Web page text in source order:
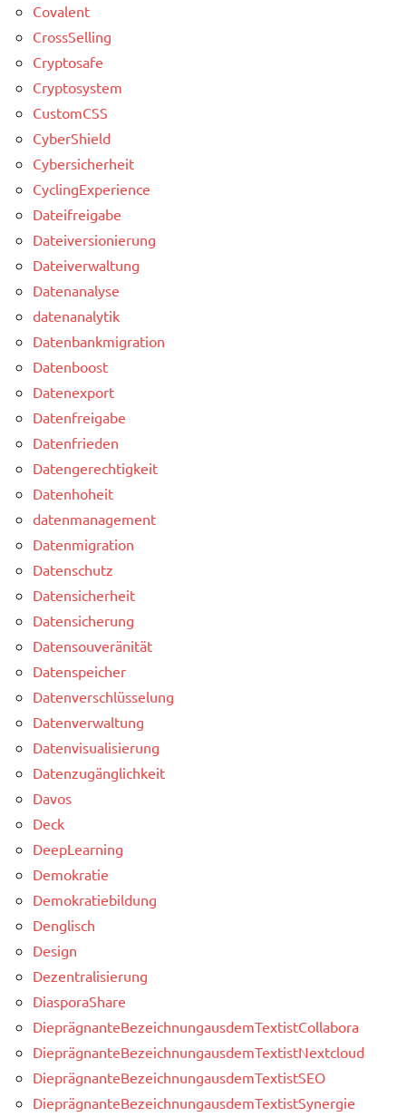
Covalent
CrossSelling
Cryptosafe
Cryptosystem
CustomCSS
CyberShield
Cybersicherheit
CyclingExperience
Dateifreigabe
Dateiversionierung
Dateiverwaltung
Datenanalyse
datenanalytik
Datenbankmigration
Datenboost
Datenexport
Datenfreigabe
Datenfrieden
Datengerechtigkeit
Datenhoheit
datenmanagement
Datenmigration
Datenschutz
Datensicherheit
Datensicherung
Datensouveränität
Datenspeicher
Datenverschlüsselung
Datenverwaltung
Datenvisualisierung
Datenzugänglichkeit
Davos
Deck
DeepLearning
Demokratie
Demokratiebildung
Denglisch
Design
Dezentralisierung
DiasporaShare
DieprägnanteBezeichnungausdemTextistCollabora
DieprägnanteBezeichnungausdemTextistNextcloud
DieprägnanteBezeichnungausdemTextistSEO
DieprägnanteBezeichnungausdemTextistSynergie